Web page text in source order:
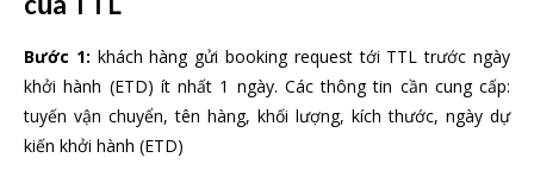
Bước 1: khách hàng gửi booking request tới TTL trước ngày
khởi hành (ETD) ít nhất 1 ngày. Các thông tin cần cung cấp:
tuyến vận chuyển, tên hàng, khối lượng, kích thước, ngày dự
kiến khởi hành (ETD)